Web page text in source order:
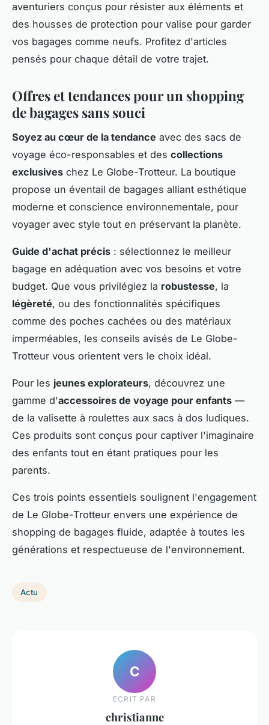
aventuriers conçus pour résister aux éléments et
des housses de protection pour valise pour garder
vos bagages comme neufs. Profitez d'articles
pensés pour chaque détail de votre trajet.
Offres et tendances pour un shopping
de bagages sans souci
Soyez au cœur de la tendance avec des sacs de
voyage éco-responsables et des collections
exclusives chez Le Globe-Trotteur. La boutique
propose un éventail de bagages alliant esthétique
moderne et conscience environnementale, pour
voyager avec style tout en préservant la planète.
Guide d'achat précis : sélectionnez le meilleur
bagage en adéquation avec vos besoins et votre
budget. Que vous privilégiez la robustesse, la
légèreté, ou des fonctionnalités spécifiques
comme des poches cachées ou des matériaux
imperméables, les conseils avisés de Le Globe-
Trotteur vous orientent vers le choix idéal.
Pour les jeunes explorateurs, découvrez une
gamme d'accessoires de voyage pour enfants —
de la valisette à roulettes aux sacs à dos ludiques.
Ces produits sont conçus pour captiver l'imaginaire
des enfants tout en étant pratiques pour les
parents.
Ces trois points essentiels soulignent l'engagement
de Le Globe-Trotteur envers une expérience de
shopping de bagages fluide, adaptée à toutes les
générations et respectueuse de l'environnement.
Actu
C
ECRIT PAR
christianne